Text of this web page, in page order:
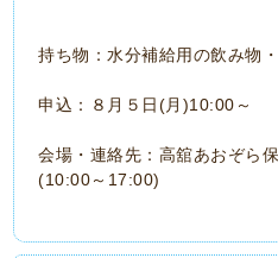
持ち物：水分補給用の飲み物
申込：８月５日(月)10:00～
会場・連絡先：高舘あおぞ
(10:00～17:00)